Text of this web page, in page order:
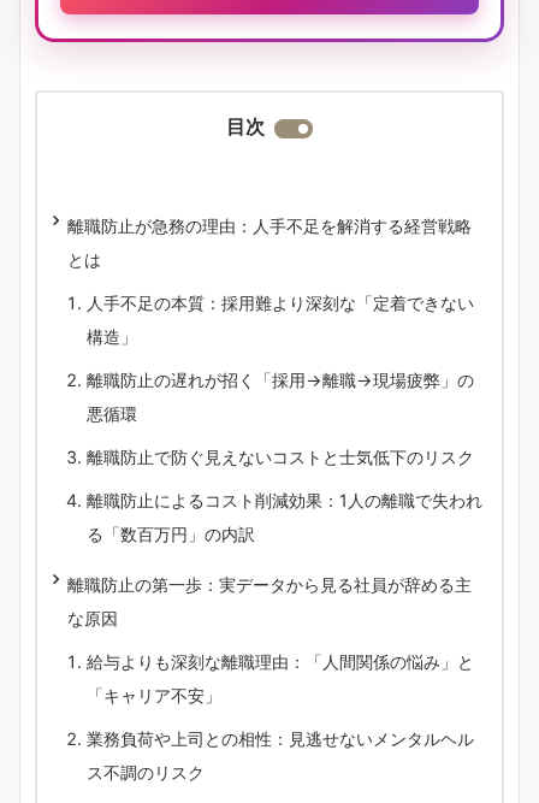
目次
離職防止が急務の理由：人手不足を解消する経営戦略
とは
人手不足の本質：採用難より深刻な「定着できない
構造」
離職防止の遅れが招く「採用→離職→現場疲弊」の
悪循環
離職防止で防ぐ見えないコストと士気低下のリスク
離職防止によるコスト削減効果：1人の離職で失われ
る「数百万円」の内訳
離職防止の第一歩：実データから見る社員が辞める主
な原因
給与よりも深刻な離職理由：「人間関係の悩み」と
「キャリア不安」
業務負荷や上司との相性：見逃せないメンタルヘル
ス不調のリスク